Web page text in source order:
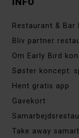
Restaurant & Bar
Bliv partner
Om Early Bird
Søster koncept:
Hent gratis app
Gavekort
Take away